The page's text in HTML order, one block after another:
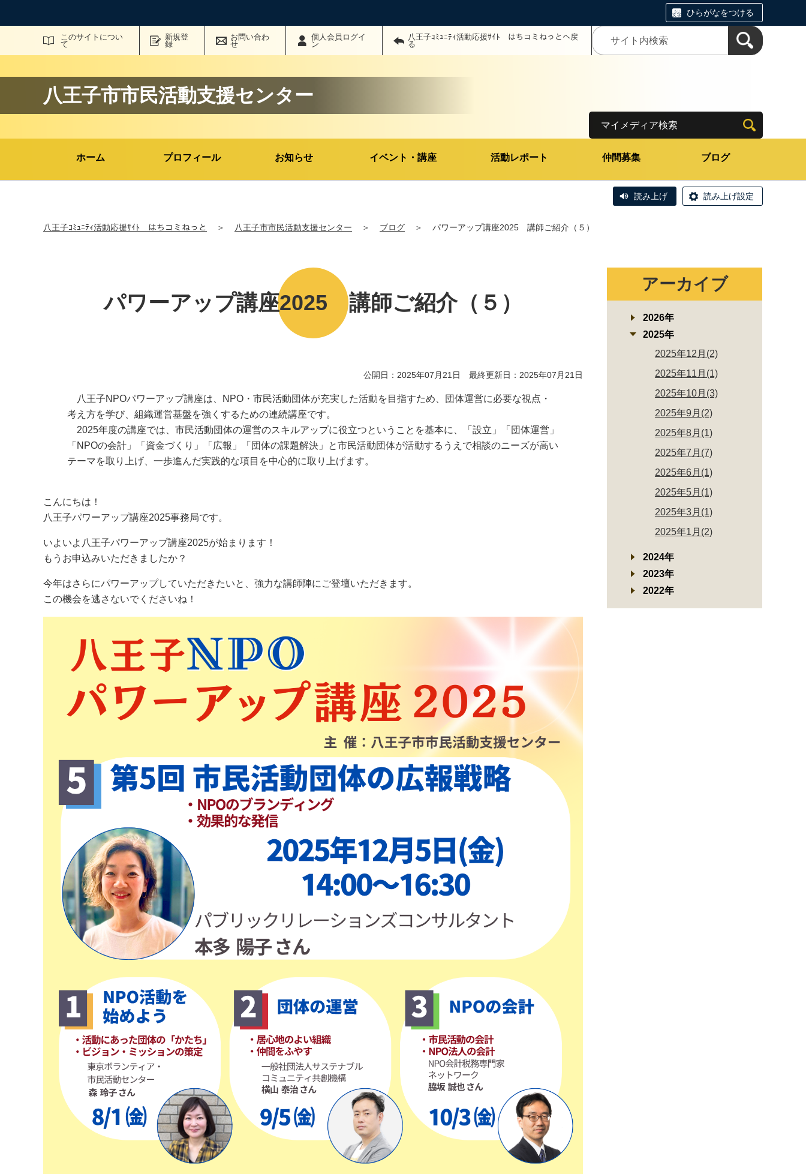
ひらがなをつける
このサイトについ
て
新規登
録
お問い合わ
せ
個人会員ログイ
ン
八王子ｺﾐｭﾆﾃｨ活動応援ｻｲﾄ はちコミねっとへ戻
る
サイト内検索
八王子市市民活動支援センター
ホーム プロフィール お知らせ イベント・講座 活動レポート 仲間募集 ブログ
マイメディア検索
読み上げ 読み上げ設定
八王子ｺﾐｭﾆﾃｨ活動応援ｻｲﾄ はちコミねっと ＞ 八王子市市民活動支援センター ＞ ブログ ＞ パワーアップ講座2025 講師ご紹介（５）
パワーアップ講座2025 講師ご紹介（５）
公開日：2025年07月21日 最終更新日：2025年07月21日
八王子NPOパワーアップ講座は、NPO・市民活動団体が充実した活動を目指すため、団体運営に必要な視点・
考え方を学び、組織運営基盤を強くするための連続講座です。
2025年度の講座では、市民活動団体の運営のスキルアップに役立つということを基本に、「設立」「団体運営」
「NPOの会計」「資金づくり」「広報」「団体の課題解決」と市民活動団体が活動するうえで相談のニーズが高い
テーマを取り上げ、一歩進んだ実践的な項目を中心的に取り上げます。
こんにちは！
八王子パワーアップ講座2025事務局です。
いよいよ八王子パワーアップ講座2025が始まります！
もうお申込みいただきましたか？
今年はさらにパワーアップしていただきたいと、強力な講師陣にご登壇いただきます。
この機会を逃さないでくださいね！
アーカイブ
2026年
2025年
2025年12月(2)
2025年11月(1)
2025年10月(3)
2025年9月(2)
2025年8月(1)
2025年7月(7)
2025年6月(1)
2025年5月(1)
2025年3月(1)
2025年1月(2)
2024年
2023年
2022年